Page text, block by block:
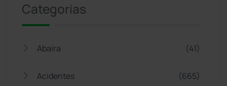
Categorias
Abaíra (41)
Acidentes (665)